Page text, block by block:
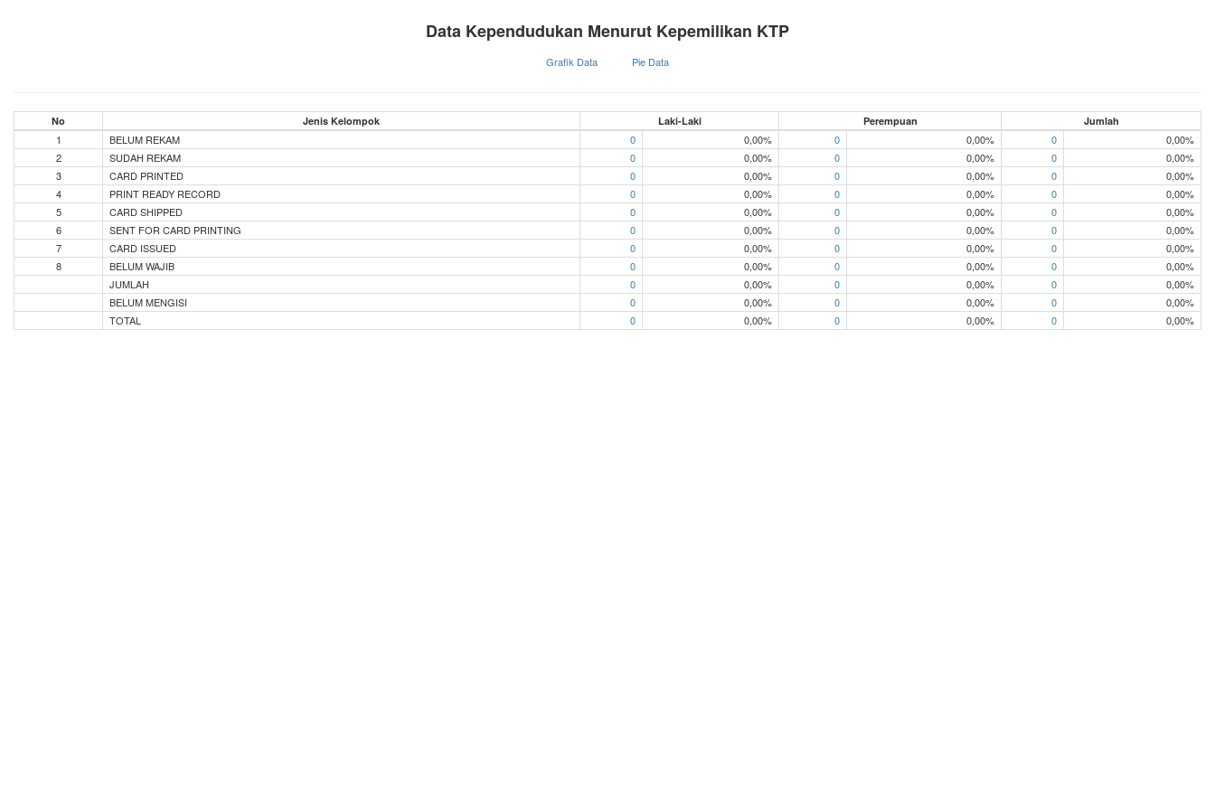
Data Kependudukan Menurut Kepemilikan KTP
Grafik Data Pie Data
No Jenis Kelompok Laki-Laki Perempuan Jumlah
1 BELUM REKAM 0 0,00% 0 0,00% 0
0,00%
2
SUDAH REKAM 0 0,00% 0 0,00% 0
0,00%
3
CARD PRINTED 0 0,00% 0 0,00% 0
0,00%
4
PRINT READY RECORD 0 0,00% 0 0,00% 0
0,00%
5
CARD SHIPPED 0 0,00% 0 0,00% 0
0,00%
6
SENT FOR CARD PRINTING 0 0,00% 0 0,00% 0
0,00%
7
CARD ISSUED 0 0,00% 0 0,00% 0
0,00%
8
BELUM WAJIB 0 0,00% 0 0,00% 0
0,00%
JUMLAH
0 0,00% 0 0,00% 0
0,00%
BELUM MENGISI
0 0,00% 0 0,00% 0
0,00%
TOTAL
0 0,00% 0 0,00% 0 0,00%